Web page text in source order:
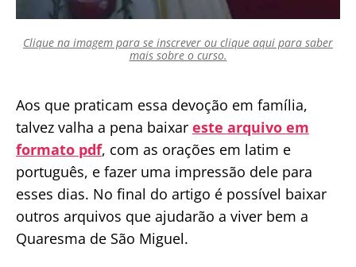
Clique na imagem para se inscrever ou clique aqui para saber
mais sobre o curso.
Aos que praticam essa devoção em família,
talvez valha a pena baixar este arquivo em
formato pdf, com as orações em latim e
português, e fazer uma impressão dele para
esses dias. No final do artigo é possível baixar
outros arquivos que ajudarão a viver bem a
Quaresma de São Miguel.